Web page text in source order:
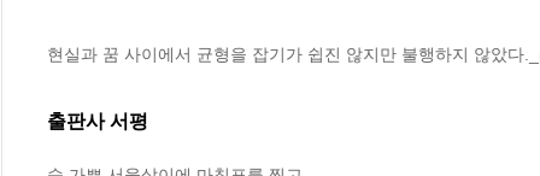
현실과 꿈 사이에서 균형을 잡기가 쉽진 않지만 불행하지 않았다
출판사 서평